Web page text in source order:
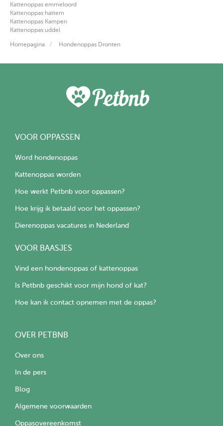
Kattenoppas emmeloord
Kattenoppas hattem
Kattenoppas Kampen
Kattenoppas uddel
Homepagina Hondenoppas Dronten
VOOR OPPASSEN
Word hondenoppas
Kattenoppas worden
Hoe werkt Petbnb voor oppassen?
Hoe krijg ik betaald voor het oppassen?
Dierenoppas vacatures in Nederland
VOOR BAASJES
Vind een hondenoppas of kattenoppas
Is Petbnb geschikt voor mijn hond of kat?
Hoe kan ik contact opnemen met de oppas?
OVER PETBNB
Over ons
In de pers
Blog
Algemene voorwaarden
Oppasovereenkomst